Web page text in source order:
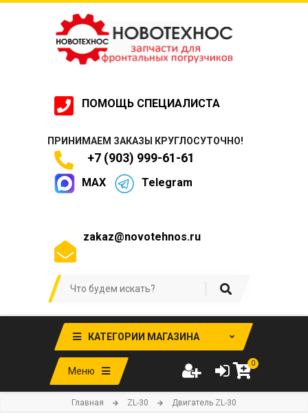
ПОМОЩЬ СПЕЦИАЛИСТА
ПРИНИМАЕМ ЗАКАЗЫ КРУГЛОСУТОЧНО!
+7 (903) 999-61-61
MAX Telegram
zakaz@novotehnos.ru
КАТЕГОРИИ МАГАЗИНА
Меню
0
Главная ZL-30 Двигатель ZL-30